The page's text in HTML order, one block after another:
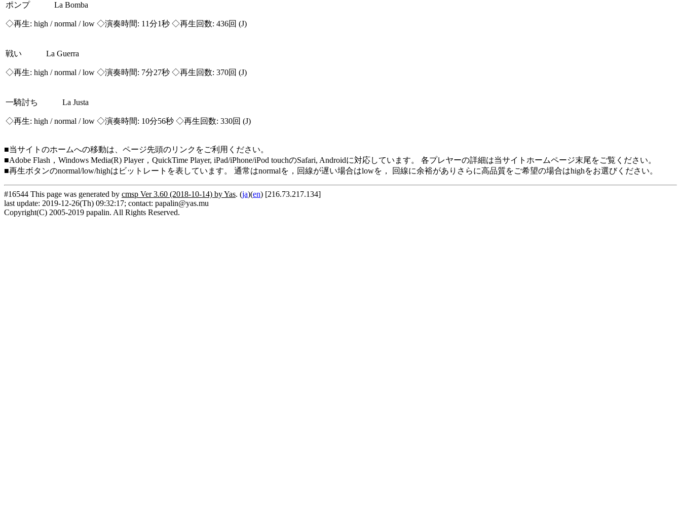
ポンプ La Bomba
◇再生: high / normal / low ◇演奏時間: 11分1秒 ◇再生回数: 436回 (J)
戦い La Guerra
◇再生: high / normal / low ◇演奏時間: 7分27秒 ◇再生回数: 370回 (J)
一騎討ち La Justa
◇再生: high / normal / low ◇演奏時間: 10分56秒 ◇再生回数: 330回 (J)
■当サイトのホームへの移動は、ページ先頭のリンクをご利用ください。
■Adobe Flash，Windows Media(R) Player，QuickTime Player, iPad/iPhone/iPod touchのSafari, Androidに対応しています。 各プレヤーの詳細は当サイトホームページ末尾をご覧ください。
■再生ボタンのnormal/low/highはビットレートを表しています。 通常はnormalを，回線が遅い場合はlowを， 回線に余裕がありさらに高品質をご希望の場合はhighをお選びください。
#16544 This page was generated by cmsp Ver 3.60 (2018-10-14) by Yas. (ja)(en) [216.73.217.134]
last update: 2019-12-26(Th) 09:32:17; contact: papalin@yas.mu
Copyright(C) 2005-2019 papalin. All Rights Reserved.